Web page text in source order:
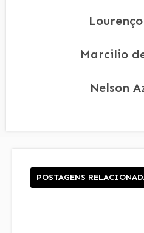
Marcilio
Nelson
POSTAGENS